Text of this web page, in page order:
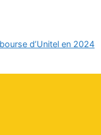
d’Unitel en 2024